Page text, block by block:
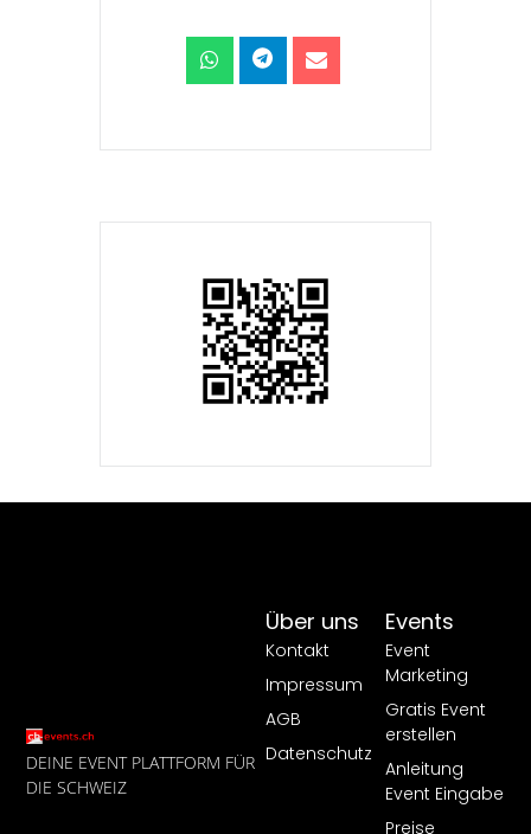
DEINE EVENT PLATTFORM FÜR
DIE SCHWEIZ
Events
Event
Marketing
Gratis Event
erstellen
Anleitung
Event Eingabe
Über uns
Kontakt
Impressum
AGB
Datenschutz